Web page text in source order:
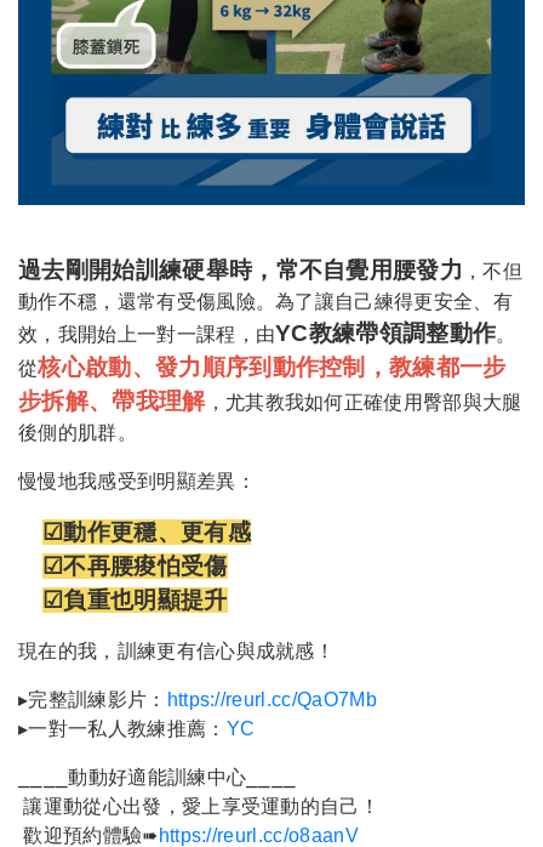
過去剛開始訓練硬舉時，常不自覺用腰發力 ，不但
動作不穩，還常有受傷風險。為了讓自己練得更安全、有
效，我開始上一對一課程，由YC教練帶領調整動作。
從核心啟動、發力順序到動作控制，教練都一步
步拆解、帶我理解，尤其教我如何正確使用臀部與大腿
後側的肌群。
慢慢地我感受到明顯差異：
☑動作更穩、更有感
☑不再腰痠怕受傷
☑負重也明顯提升
現在的我，訓練更有信心與成就感！
▸完整訓練影片： https://reurl.cc/QaO7Mb
▸一對一私人教練推薦： YC
⎯⎯⎯⎯動動好適能訓練中心⎯⎯⎯⎯
讓運動從心出發，愛上享受運動的自己！
歡迎預約體驗➠https://reurl.cc/o8aanV